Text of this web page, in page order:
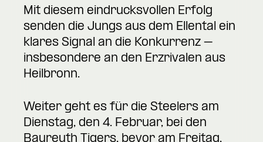
Mit diesem eindrucksvollen Erfolg
senden die Jungs aus dem Ellental ein
klares Signal an die Konkurrenz –
insbesondere an den Erzrivalen aus
Heilbronn.
Weiter geht es für die Steelers am
Dienstag, den 4. Februar, bei den
Bayreuth Tigers, bevor am Freitag,